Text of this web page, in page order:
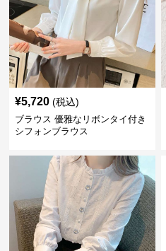
¥5,720 (税込)
ブラウス 優雅なリボンタイ付き
シフォンブラウス